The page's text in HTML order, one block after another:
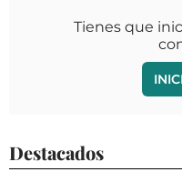
Tienes que
Destacados